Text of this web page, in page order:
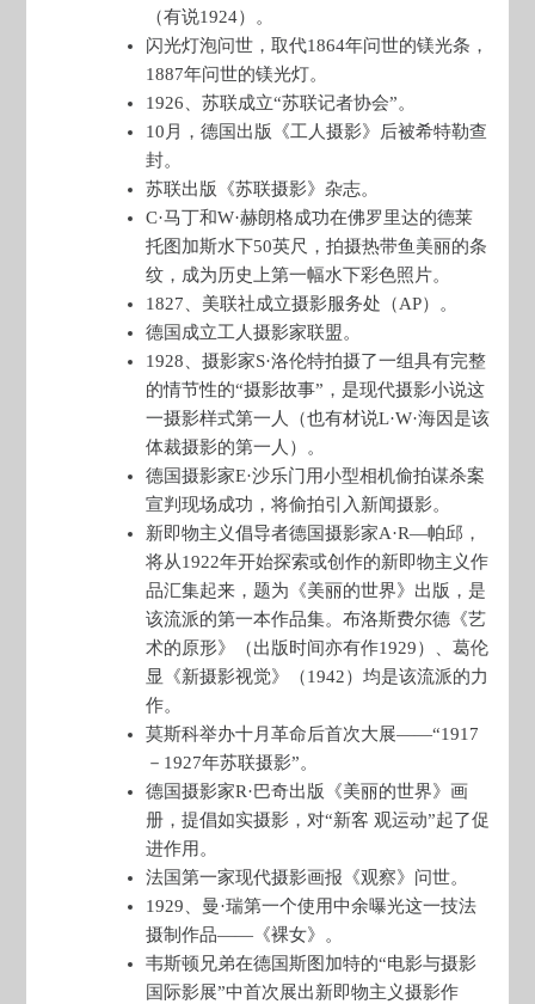
（有说1924）。
闪光灯泡问世，取代1864年问世的镁光条，
1887年问世的镁光灯。
1926、苏联成立“苏联记者协会”。
10月，德国出版《工人摄影》后被希特勒查
封。
苏联出版《苏联摄影》杂志。
C·马丁和W·赫朗格成功在佛罗里达的德莱
托图加斯水下50英尺，拍摄热带鱼美丽的条
纹，成为历史上第一幅水下彩色照片。
1827、美联社成立摄影服务处（AP）。
德国成立工人摄影家联盟。
1928、摄影家S·洛伦特拍摄了一组具有完整
的情节性的“摄影故事”，是现代摄影小说这
一摄影样式第一人（也有材说L·W·海因是该
体裁摄影的第一人）。
德国摄影家E·沙乐门用小型相机偷拍谋杀案
宣判现场成功，将偷拍引入新闻摄影。
新即物主义倡导者德国摄影家A·R—帕邱，
将从1922年开始探索或创作的新即物主义作
品汇集起来，题为《美丽的世界》出版，是
该流派的第一本作品集。布洛斯费尔德《艺
术的原形》（出版时间亦有作1929）、葛伦
显《新摄影视觉》（1942）均是该流派的力
作。
莫斯科举办十月革命后首次大展——“1917
－1927年苏联摄影”。
德国摄影家R·巴奇出版《美丽的世界》画
册，提倡如实摄影，对“新客 观运动”起了促
进作用。
法国第一家现代摄影画报《观察》问世。
1929、曼·瑞第一个使用中余曝光这一技法
摄制作品——《裸女》。
韦斯顿兄弟在德国斯图加特的“电影与摄影
国际影展”中首次展出新即物主义摄影作